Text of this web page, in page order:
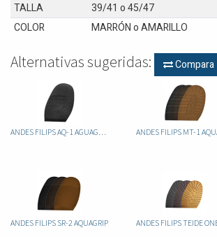
TALLA 39/41 o45/47
COLOR
MARRÓNoAMARILLO
Alternativas sugeridas: Compara
ANDES FILIPS AQ-1 AGUAGRIP
ANDES FILIPS SR-2 AQUAGRIP